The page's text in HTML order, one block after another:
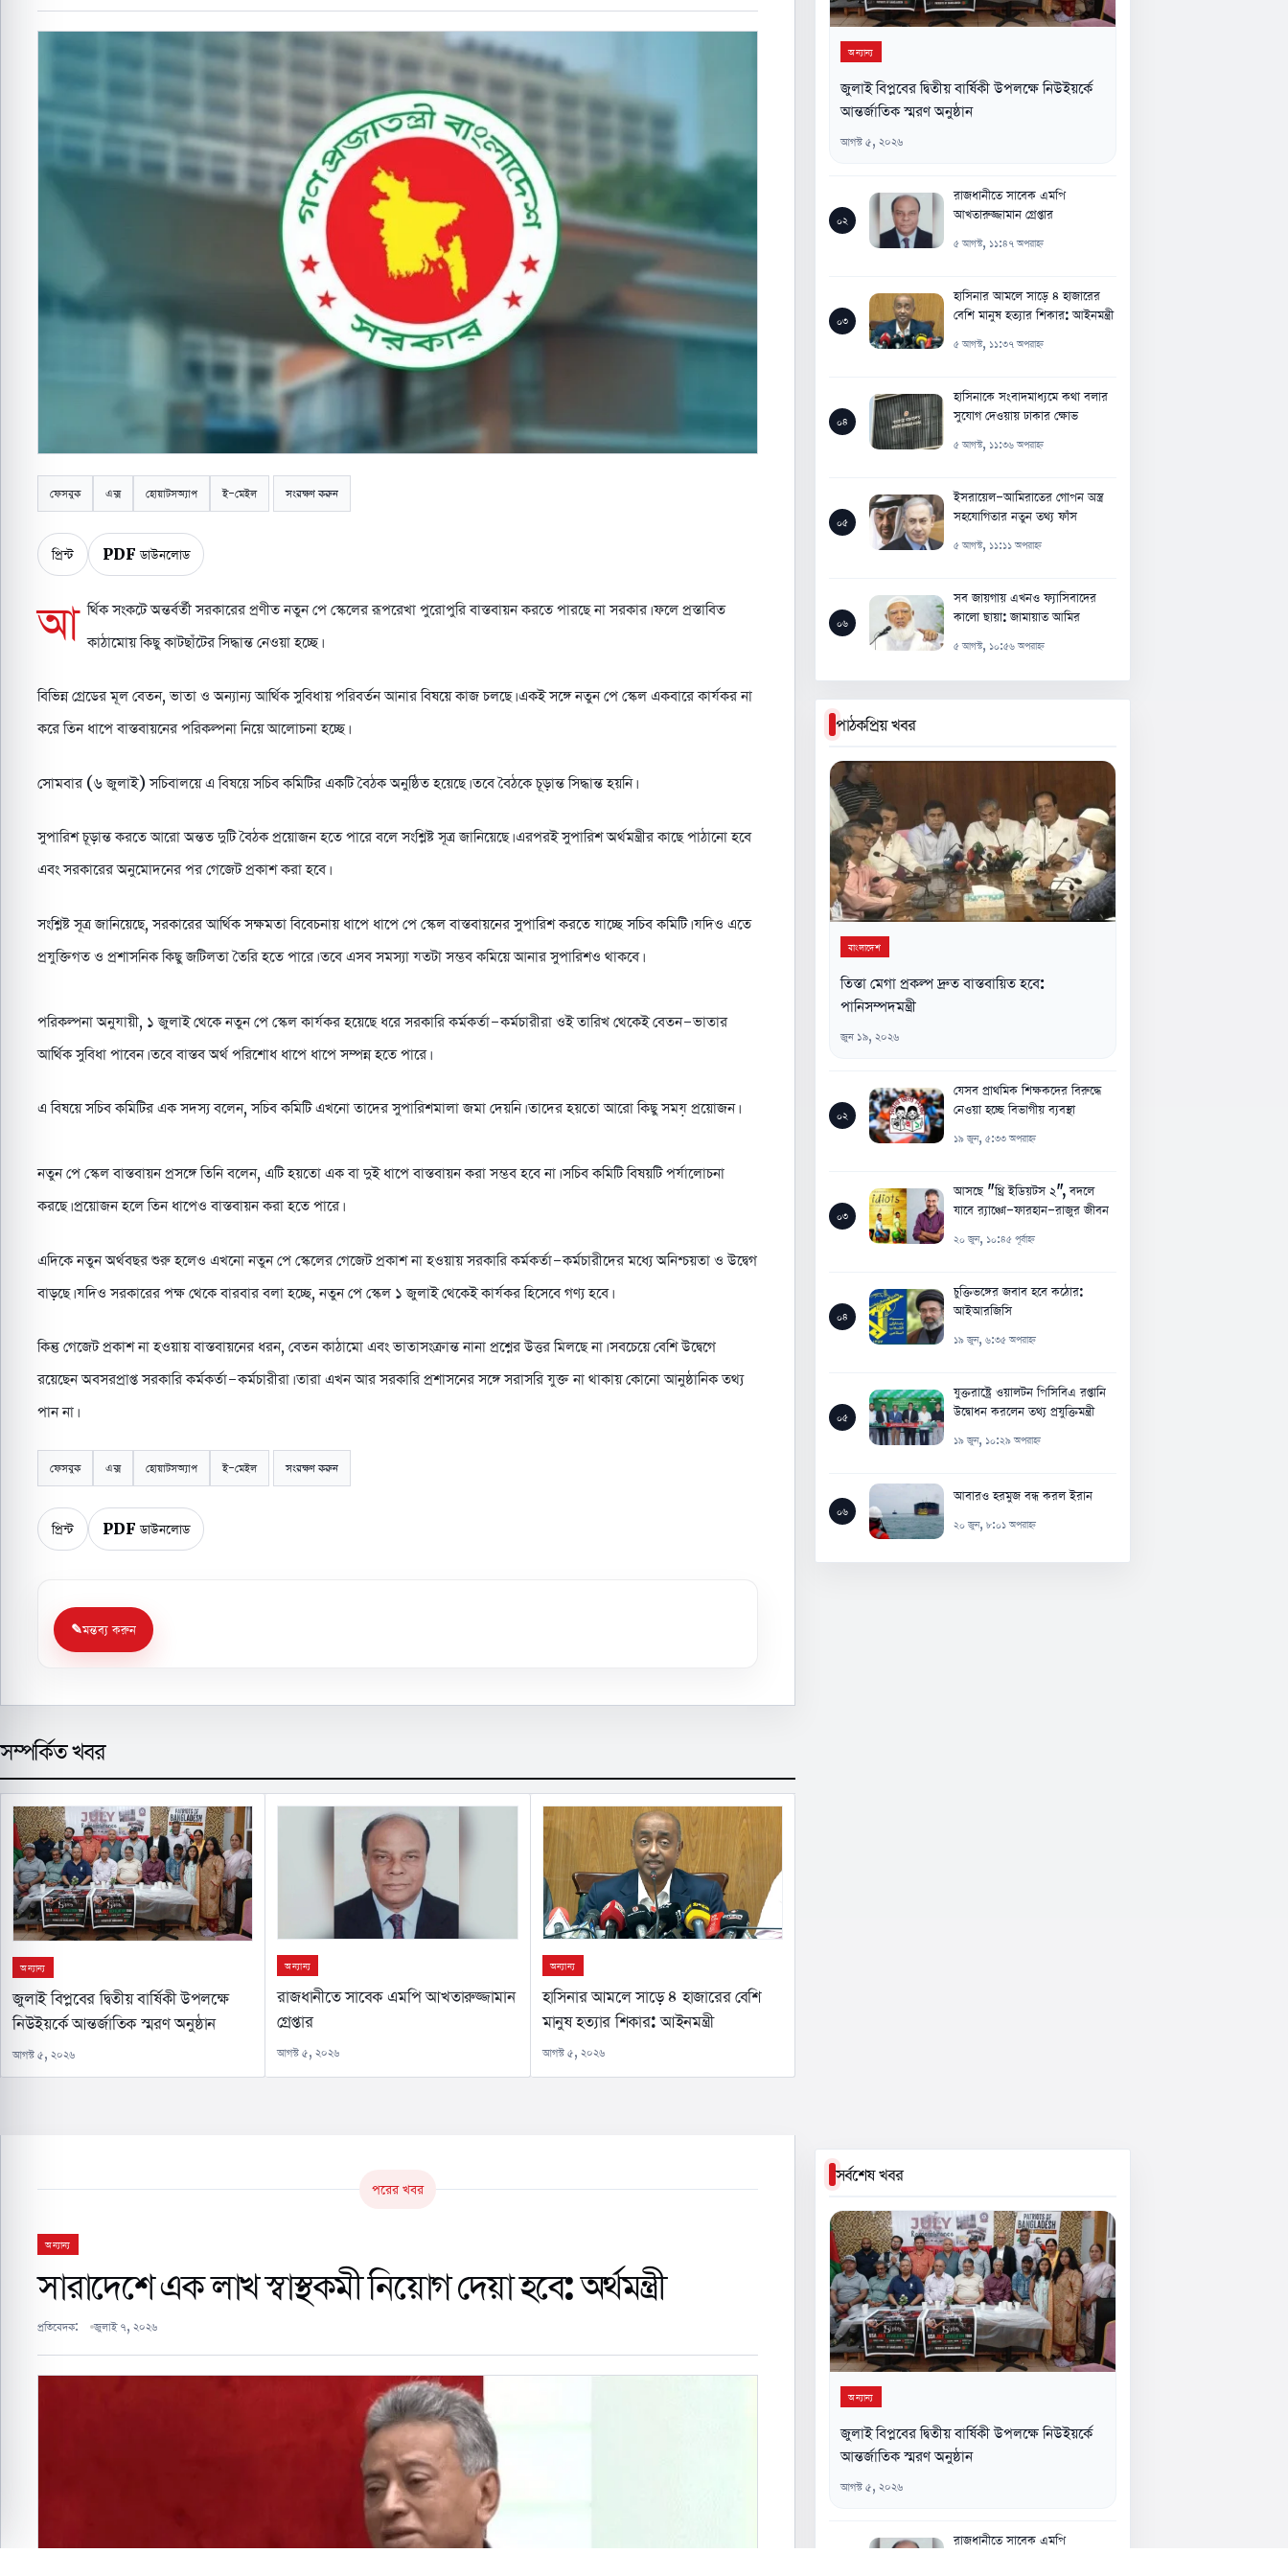
ফেসবুক এক্স হোয়াটসঅ্যাপ ই-মেইল সংরক্ষণ করুন
প্রিন্ট PDF ডাউনলোড
আ র্থিক সংকটে অন্তর্বর্তী সরকারের প্রণীত নতুন পে স্কেলের রূপরেখা পুরোপুরি বাস্তবায়ন করতে পারছে না সরকার। ফলে প্রস্তাবিত
কাঠামোয় কিছু কাটছাঁটের সিদ্ধান্ত নেওয়া হচ্ছে।
বিভিন্ন গ্রেডের মূল বেতন, ভাতা ও অন্যান্য আর্থিক সুবিধায় পরিবর্তন আনার বিষয়ে কাজ চলছে। একই সঙ্গে নতুন পে স্কেল একবারে কার্যকর না
করে তিন ধাপে বাস্তবায়নের পরিকল্পনা নিয়ে আলোচনা হচ্ছে।
সোমবার (৬ জুলাই) সচিবালয়ে এ বিষয়ে সচিব কমিটির একটি বৈঠক অনুষ্ঠিত হয়েছে। তবে বৈঠকে চূড়ান্ত সিদ্ধান্ত হয়নি।
সুপারিশ চূড়ান্ত করতে আরো অন্তত দুটি বৈঠক প্রয়োজন হতে পারে বলে সংশ্লিষ্ট সূত্র জানিয়েছে। এরপরই সুপারিশ অর্থমন্ত্রীর কাছে পাঠানো হবে
এবং সরকারের অনুমোদনের পর গেজেট প্রকাশ করা হবে।
সংশ্লিষ্ট সূত্র জানিয়েছে, সরকারের আর্থিক সক্ষমতা বিবেচনায় ধাপে ধাপে পে স্কেল বাস্তবায়নের সুপারিশ করতে যাচ্ছে সচিব কমিটি। যদিও এতে
প্রযুক্তিগত ও প্রশাসনিক কিছু জটিলতা তৈরি হতে পারে। তবে এসব সমস্যা যতটা সম্ভব কমিয়ে আনার সুপারিশও থাকবে।
পরিকল্পনা অনুযায়ী, ১ জুলাই থেকে নতুন পে স্কেল কার্যকর হয়েছে ধরে সরকারি কর্মকর্তা-কর্মচারীরা ওই তারিখ থেকেই বেতন-ভাতার
আর্থিক সুবিধা পাবেন। তবে বাস্তব অর্থ পরিশোধ ধাপে ধাপে সম্পন্ন হতে পারে।
এ বিষয়ে সচিব কমিটির এক সদস্য বলেন, সচিব কমিটি এখনো তাদের সুপারিশমালা জমা দেয়নি। তাদের হয়তো আরো কিছু সময় প্রয়োজন।
নতুন পে স্কেল বাস্তবায়ন প্রসঙ্গে তিনি বলেন, এটি হয়তো এক বা দুই ধাপে বাস্তবায়ন করা সম্ভব হবে না। সচিব কমিটি বিষয়টি পর্যালোচনা
করছে। প্রয়োজন হলে তিন ধাপেও বাস্তবায়ন করা হতে পারে।
এদিকে নতুন অর্থবছর শুরু হলেও এখনো নতুন পে স্কেলের গেজেট প্রকাশ না হওয়ায় সরকারি কর্মকর্তা-কর্মচারীদের মধ্যে অনিশ্চয়তা ও উদ্বেগ
বাড়ছে। যদিও সরকারের পক্ষ থেকে বারবার বলা হচ্ছে, নতুন পে স্কেল ১ জুলাই থেকেই কার্যকর হিসেবে গণ্য হবে।
কিন্তু গেজেট প্রকাশ না হওয়ায় বাস্তবায়নের ধরন, বেতন কাঠামো এবং ভাতাসংক্রান্ত নানা প্রশ্নের উত্তর মিলছে না। সবচেয়ে বেশি উদ্বেগে
রয়েছেন অবসরপ্রাপ্ত সরকারি কর্মকর্তা-কর্মচারীরা। তারা এখন আর সরকারি প্রশাসনের সঙ্গে সরাসরি যুক্ত না থাকায় কোনো আনুষ্ঠানিক তথ্য
পান না।
ফেসবুক এক্স হোয়াটসঅ্যাপ ই-মেইল সংরক্ষণ করুন
প্রিন্ট PDF ডাউনলোড
মন্তব্য করুন
সম্পর্কিত খবর
অন্যান্য
জুলাই বিপ্লবের দ্বিতীয় বার্ষিকী উপলক্ষে
নিউইয়র্কে আন্তর্জাতিক স্মরণ অনুষ্ঠান
আগস্ট ৫, ২০২৬
অন্যান্য
রাজধানীতে সাবেক এমপি আখতারুজ্জামান
গ্রেপ্তার
আগস্ট ৫, ২০২৬
অন্যান্য
হাসিনার আমলে সাড়ে ৪ হাজারের বেশি
মানুষ হত্যার শিকার: আইনমন্ত্রী
আগস্ট ৫, ২০২৬
অন্যান্য
জুলাই বিপ্লবের দ্বিতীয় বার্ষিকী উপলক্ষে নিউইয়র্কে
আন্তর্জাতিক স্মরণ অনুষ্ঠান
আগস্ট ৫, ২০২৬
০২
রাজধানীতে সাবেক এমপি
আখতারুজ্জামান গ্রেপ্তার
৫ আগস্ট, ১১:৪৭ অপরাহ্ন
০৩
হাসিনার আমলে সাড়ে ৪ হাজারের
বেশি মানুষ হত্যার শিকার: আইনমন্ত্রী
৫ আগস্ট, ১১:৩৭ অপরাহ্ন
০৪
হাসিনাকে সংবাদমাধ্যমে কথা বলার
সুযোগ দেওয়ায় ঢাকার ক্ষোভ
৫ আগস্ট, ১১:৩৬ অপরাহ্ন
০৫
ইসরায়েল-আমিরাতের গোপন অস্ত্র
সহযোগিতার নতুন তথ্য ফাঁস
৫ আগস্ট, ১১:১১ অপরাহ্ন
০৬
সব জায়গায় এখনও ফ্যাসিবাদের
কালো ছায়া: জামায়াত আমির
৫ আগস্ট, ১০:৫৬ অপরাহ্ন
পাঠকপ্রিয় খবর
বাংলাদেশ
তিস্তা মেগা প্রকল্প দ্রুত বাস্তবায়িত হবে:
পানিসম্পদমন্ত্রী
জুন ১৯, ২০২৬
০২
যেসব প্রাথমিক শিক্ষকদের বিরুদ্ধে
নেওয়া হচ্ছে বিভাগীয় ব্যবস্থা
১৯ জুন, ৫:৩৩ অপরাহ্ন
০৩
আসছে "থ্রি ইডিয়টস ২", বদলে
যাবে র‍্যাঞ্চো-ফারহান-রাজুর জীবন
২০ জুন, ১০:৪৫ পূর্বাহ্ন
০৪
চুক্তিভঙ্গের জবাব হবে কঠোর:
আইআরজিসি
১৯ জুন, ৬:৩৫ অপরাহ্ন
০৫
যুক্তরাষ্ট্রে ওয়ালটন পিসিবিএ রপ্তানি
উদ্বোধন করলেন তথ্য প্রযুক্তিমন্ত্রী
১৯ জুন, ১০:২৯ অপরাহ্ন
০৬
আবারও হরমুজ বন্ধ করল ইরান
২০ জুন, ৮:০১ অপরাহ্ন
পরের খবর
অন্যান্য
সারাদেশে এক লাখ স্বাস্থকমী নিয়োগ দেয়া হবে: অর্থমন্ত্রী
প্রতিবেদক: জুলাই ৭, ২০২৬
সর্বশেষ খবর
অন্যান্য
জুলাই বিপ্লবের দ্বিতীয় বার্ষিকী উপলক্ষে নিউইয়র্কে
আন্তর্জাতিক স্মরণ অনুষ্ঠান
আগস্ট ৫, ২০২৬
রাজধানীতে সাবেক এমপি